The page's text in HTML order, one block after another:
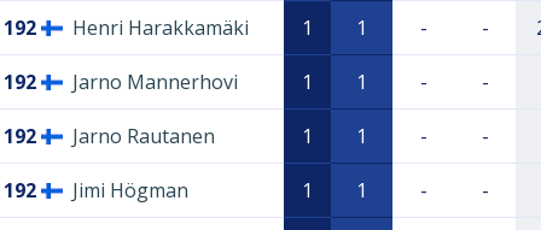
192 Henri Harakkamäki 1 1 - -
192 Jarno Mannerhovi 1 1 - -
192 Jarno Rautanen 1 1 - -
192 Jimi Högman 1 1 - -